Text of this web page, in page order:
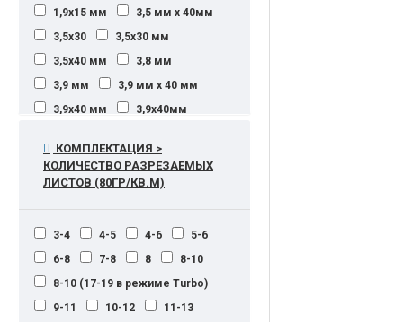
1,9х15 мм
3,5 мм х 40мм
3,5х30
3,5х30 мм
3,5х40 мм
3,8 мм
3,9 мм
3,9 мм х 40 мм
3,9х40 мм
3,9х40мм
параллельная
КОМПЛЕКТАЦИЯ >
КОЛИЧЕСТВО РАЗРЕЗАЕМЫХ
ЛИСТОВ (80ГР/КВ.М)
3-4 4-5 4-6
5-6
6-8
7-8 8
8-10
8-10 (17-19 в режиме Turbo)
9-11
10-12
11-13